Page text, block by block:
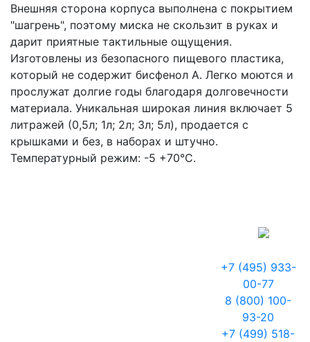
Внешняя сторона корпуса выполнена с покрытием
"шагрень", поэтому миска не скользит в руках и
дарит приятные тактильные ощущения.
Изготовлены из безопасного пищевого пластика,
который не содержит бисфенол А. Легко моются и
прослужат долгие годы благодаря долговечности
материала. Уникальная широкая линия включает 5
литражей (0,5л; 1л; 2л; 3л; 5л), продается с
крышками и без, в наборах и штучно.
Температурный режим: -5 +70°С.
+7 (495) 933-
00-77
8 (800) 100-
93-20
+7 (499) 518-